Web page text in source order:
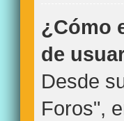
¿Cómo
de
Desde
Foros",